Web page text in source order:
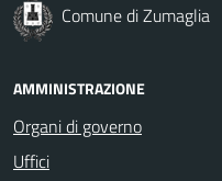
Comune di Zumaglia
AMMINISTRAZIONE
Organi di governo
Uffici